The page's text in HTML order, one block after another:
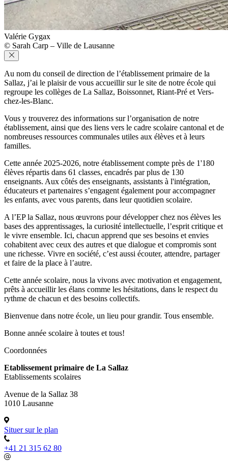
Valérie Gygax
© Sarah Carp – Ville de Lausanne
Au nom du conseil de direction de l’établissement primaire de la
Sallaz, j’ai le plaisir de vous accueillir sur le site de notre école qui
regroupe les collèges de La Sallaz, Boissonnet, Riant-Pré et Vers-
chez-les-Blanc.
Vous y trouverez des informations sur l’organisation de notre
établissement, ainsi que des liens vers le cadre scolaire cantonal et de
nombreuses ressources communales utiles aux élèves et à leurs
familles.
Cette année 2025-2026, notre établissement compte près de 1'180
élèves répartis dans 61 classes, encadrés par plus de 130
enseignants. Aux côtés des enseignants, assistants à l'intégration,
éducateurs et partenaires s’engagent également pour accompagner
les enfants, avec vous parents, dans leur quotidien scolaire.
A l’EP la Sallaz, nous œuvrons pour développer chez nos élèves les
bases des apprentissages, la curiosité intellectuelle, l’esprit critique et
le vivre ensemble. Ici, chacun apprend que ses besoins et envies
cohabitent avec ceux des autres et que dialogue et compromis sont
une richesse. Vivre en société, c’est aussi écouter, attendre, partager
et faire de la place à l’autre.
Cette année scolaire, nous la vivons avec motivation et engagement,
prêts à accueillir les élans comme les hésitations, dans le respect du
rythme de chacun et des besoins collectifs.
Bienvenue dans notre école, un lieu pour grandir. Tous ensemble.
Bonne année scolaire à toutes et tous!
Coordonnées
Etablissement primaire de La Sallaz
Etablissements scolaires
Avenue de la Sallaz 38
1010 Lausanne
Situer sur le plan
+41 21 315 62 80